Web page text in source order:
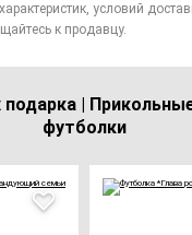
условий
к продавцу.
подарка |
футболки